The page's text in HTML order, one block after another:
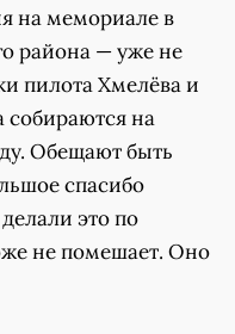
на мемориале в
района — уже не
пилота Хмелёва и
собираются на
Обещают быть
спасибо
это по
не помешает. Оно